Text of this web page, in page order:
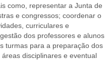
como, representar a Junta de
e congressos; coordenar o
curriculares e
dos professores e alunos
turmas para a preparação dos
disciplinares e eventual